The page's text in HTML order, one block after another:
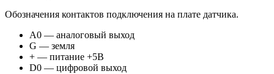
Обозначения контактов подключения на плате датчика.
A0 — аналоговый выход
G — земля
+ — питание +5В
D0 — цифровой выход